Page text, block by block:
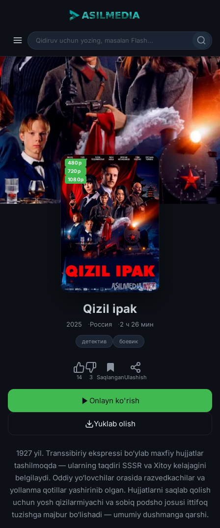
480p
720p
1080p
Qizil ipak
Qizil ipak Rossiya filmi Uzbek tilida
2025 Россия 2 ч 26 мин
детектив боевик
14 3 SaqlanganUlashish
Onlayn ko'rish
Yuklab olish
1927 yil. Transsibiriy ekspressi bo‘ylab maxfiy hujjatlar
tashilmoqda — ularning taqdiri SSSR va Xitoy kelajagini
belgilaydi. Oddiy yo‘lovchilar orasida razvedkachilar va
yollanma qotillar yashirinib olgan. Hujjatlarni saqlab qolish
uchun yosh qizilarmiyachi va sobiq podsho josusi ittifoq
tuzishga majbur bo‘lishadi — umumiy dushmanga qarshi.